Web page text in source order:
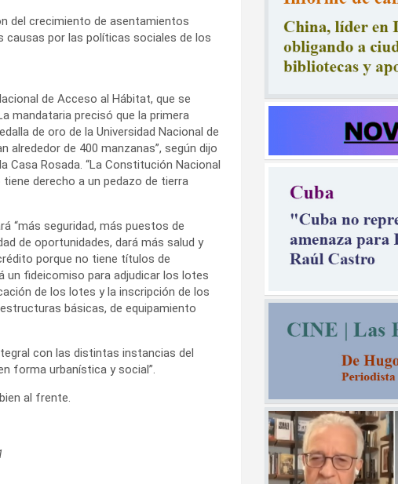
del crecimiento de asentamientos
causas por las políticas sociales de los
de Acceso al Hábitat, que se
mandataria precisó que la primera
de oro de la Universidad Nacional de
alrededor de 400 manzanas”, según dijo
Casa Rosada. “La Constitución Nacional
derecho a un pedazo de tierra
“más seguridad, más puestos de
de oportunidades, dará más salud y
porque no tiene títulos de
un fideicomiso para adjudicar los lotes
de los lotes y la inscripción de los
básicas, de equipamiento
con las distintas instancias del
forma urbanística y social”.
al frente.